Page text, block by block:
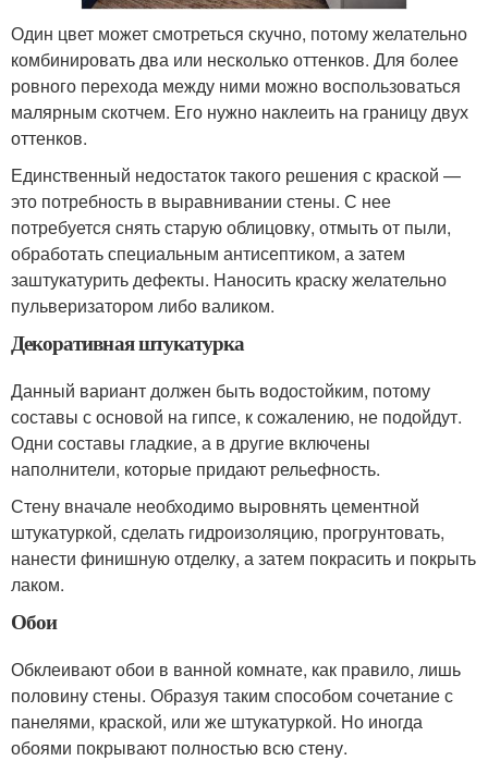
Один цвет может смотреться скучно, потому желательно
комбинировать два или несколько оттенков. Для более
ровного перехода между ними можно воспользоваться
малярным скотчем. Его нужно наклеить на границу двух
оттенков.
Единственный недостаток такого решения с краской —
это потребность в выравнивании стены. С нее
потребуется снять старую облицовку, отмыть от пыли,
обработать специальным антисептиком, а затем
заштукатурить дефекты. Наносить краску желательно
пульверизатором либо валиком.
Декоративная штукатурка
Данный вариант должен быть водостойким, потому
составы с основой на гипсе, к сожалению, не подойдут.
Одни составы гладкие, а в другие включены
наполнители, которые придают рельефность.
Стену вначале необходимо выровнять цементной
штукатуркой, сделать гидроизоляцию, прогрунтовать,
нанести финишную отделку, а затем покрасить и покрыть
лаком.
Обои
Обклеивают обои в ванной комнате, как правило, лишь
половину стены. Образуя таким способом сочетание с
панелями, краской, или же штукатуркой. Но иногда
обоями покрывают полностью всю стену.